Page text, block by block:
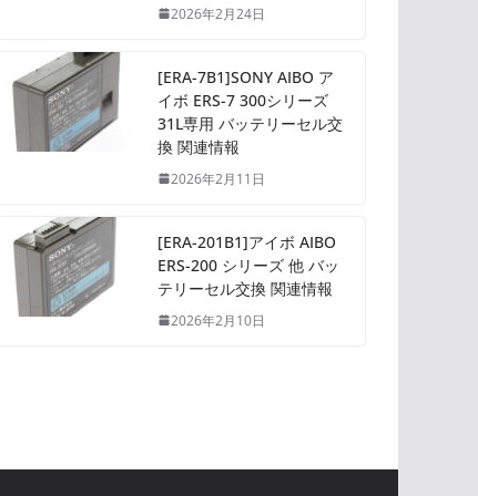
2026年2月24日
[ERA-7B1]SONY AIBO ア
イボ ERS-7 300シリーズ
31L専用 バッテリーセル交
換 関連情報
2026年2月11日
[ERA-201B1]アイボ AIBO
ERS-200 シリーズ 他 バッ
テリーセル交換 関連情報
2026年2月10日